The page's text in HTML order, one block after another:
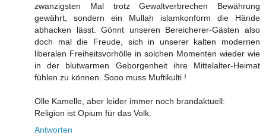
zwanzigsten Mal trotz Gewaltverbrechen Bewährung
gewährt, sondern ein Mullah islamkonform die Hände
abhacken lässt. Gönnt unseren Bereicherer-Gästen also
doch mal die Freude, sich in unserer kalten modernen
liberalen Freiheitsvorhölle in solchen Momenten wieder wie
in der blutwarmen Geborgenheit ihre Mittelalter-Heimat
fühlen zu können. Sooo muss Muftikulti !
Olle Kamelle, aber leider immer noch brandaktuell:
Religion ist Opium für das Volk.
Antworten